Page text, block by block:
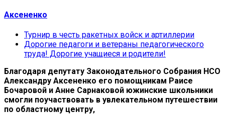
Аксененко
Турнир в честь ракетных войск и артиллерии
Дорогие педагоги и ветераны педагогического
труда! Дорогие учащиеся и родители!
Благодаря депутату Законодательного Собрания НСО
Александру Аксененко его помощникам Раисе
Бочаровой и Анне Сарнаковой южинские школьники
смогли поучаствовать в увлекательном путешествии
по областному центру,